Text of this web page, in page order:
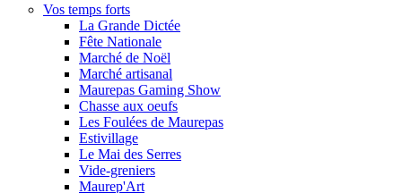
Vos temps forts
La Grande Dictée
Fête Nationale
Marché de Noël
Marché artisanal
Maurepas Gaming Show
Chasse aux oeufs
Les Foulées de Maurepas
Estivillage
Le Mai des Serres
Vide-greniers
Maurep'Art